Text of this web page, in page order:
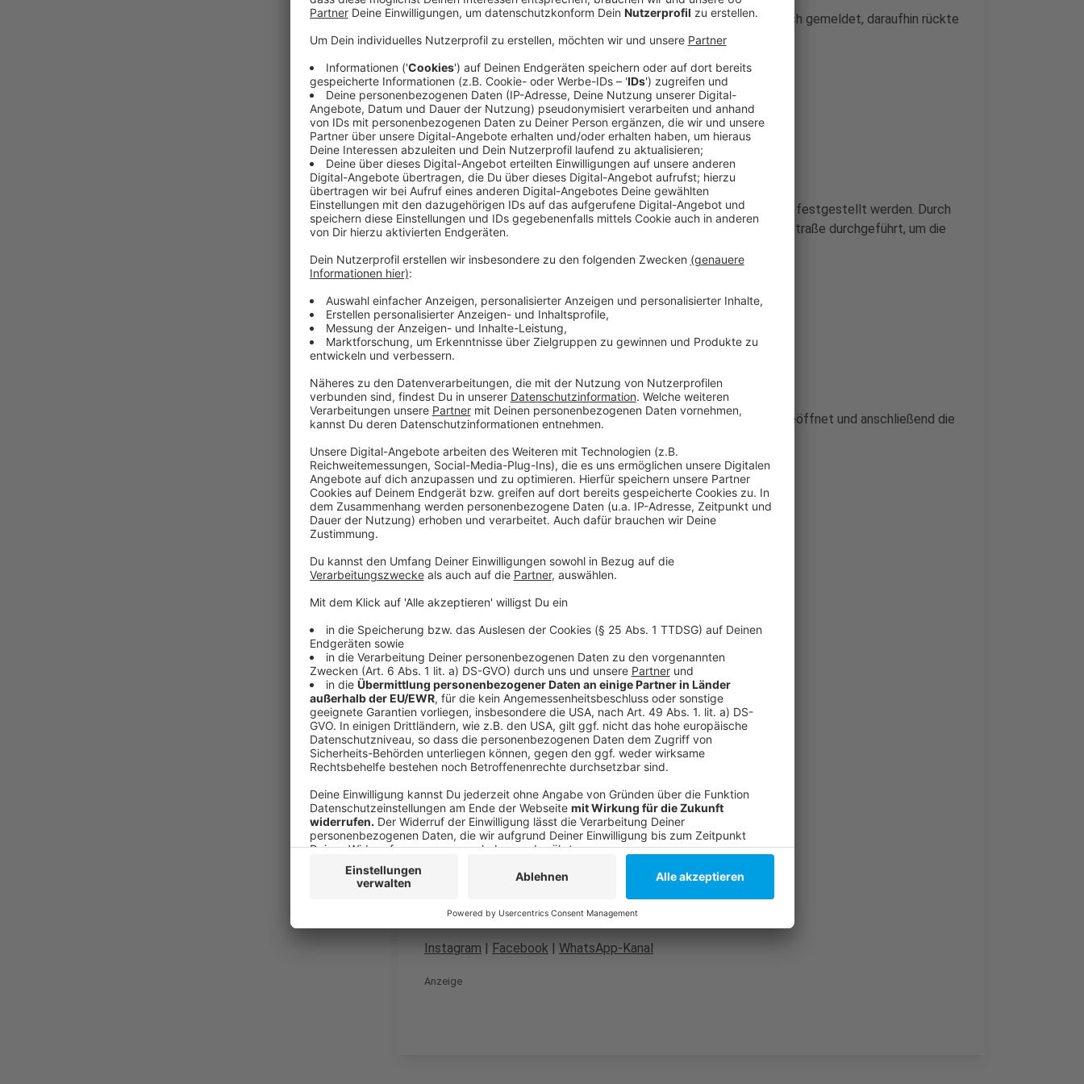
DieStadtwerke Düsseldorfhatten vor einem Wohnhaus Gasgeruch gemeldet, daraufhin rückte
dieFeuerwehr aus.
Anzeige
Erhöhte Konzentration von Erdgas
Anzeige
Vor Ort konnte eine erhöhte Konzentration von Erdgas in der Luft festgestellt werden. Durch
die Stadtwerke wurden mehrere Messbohrungen im Bereich der Straße durchgeführt, um die
Leck wurde abgedichtet
Anzeige
Im weiteren Einsatzverlauf wurde die Straße mit einem Bagger geöffnet und anschließend die
Anzeige
Weitere Infos und Links zum Thema:
Anzeige
Das meldet die Polizei:
Viele Baumaßnahmen an der Bergischen Landstraße:
Wikipedia: Erdgas
Anzeige
Instagram | Facebook | WhatsApp-Kanal
Anzeige